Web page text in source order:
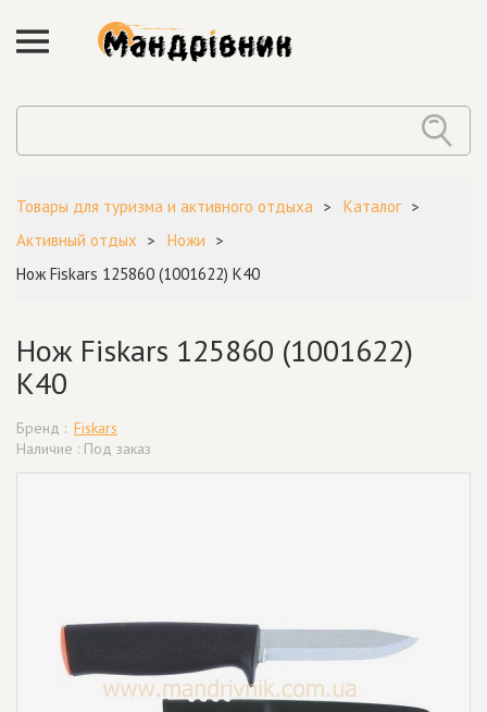
Товары для туризма и активного отдыха
Каталог
Активный отдых
Ножи
Нож Fiskars 125860 (1001622) K40
Нож Fiskars 125860 (1001622)
K40
Бренд : Fiskars
Наличие : Под заказ